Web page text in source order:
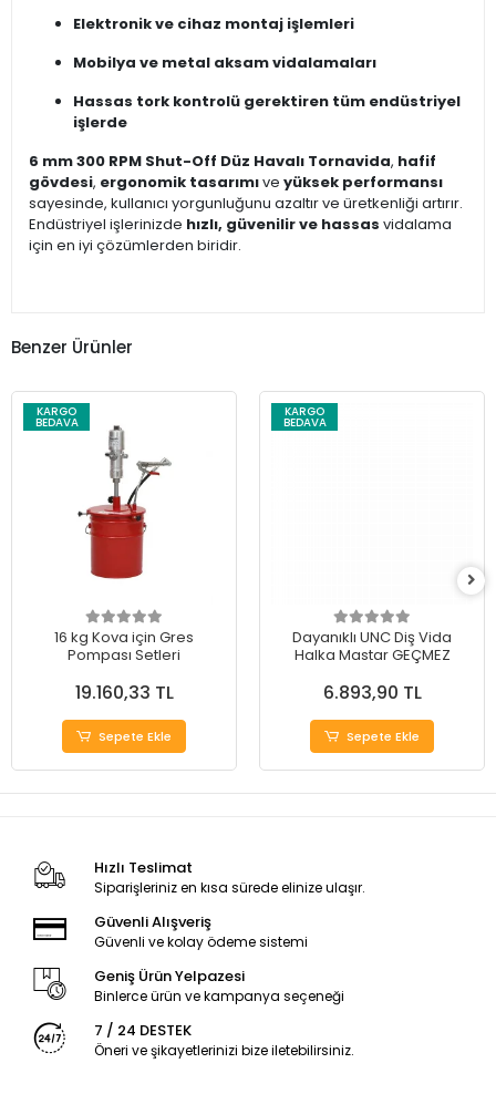
Elektronik ve cihaz montaj işlemleri
Mobilya ve metal aksam vidalamaları
Hassas tork kontrolü gerektiren tüm endüstriyel
işlerde
6 mm 300 RPM Shut-Off Düz Havalı Tornavida, hafif
gövdesi, ergonomik tasarımıve yüksek performansı
sayesinde, kullanıcı yorgunluğunu azaltır ve üretkenliği artırır.
Endüstriyel işlerinizde hızlı, güvenilir ve hassas vidalama
için en iyi çözümlerden biridir.
Benzer Ürünler
KARGO
BEDAVA
16 kg Kova için Gres
Pompası Setleri
19.160,33 TL
Sepete Ekle
KARGO
BEDAVA
Dayanıklı UNC Diş Vida
Halka Mastar GEÇMEZ
6.893,90 TL
Sepete Ekle
Hızlı Teslimat
Siparişleriniz en kısa sürede elinize ulaşır.
Güvenli Alışveriş
Güvenli ve kolay ödeme sistemi
Geniş Ürün Yelpazesi
Binlerce ürün ve kampanya seçeneği
7 / 24 DESTEK
Öneri ve şikayetlerinizi bize iletebilirsiniz.